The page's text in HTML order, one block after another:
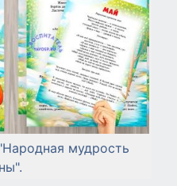
мудрость